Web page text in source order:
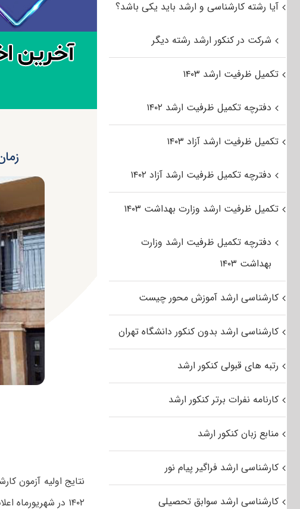
۱۴۰۲ در شهریورماه اعلام خواهد شد.
آیا رشته کارشناسی و ارشد باید یکی باشد؟
شرکت در کنکور ارشد رشته دیگر
تکمیل ظرفیت ارشد ۱۴۰۳
دفترچه تکمیل ظرفیت ارشد ۱۴۰۲
تکمیل ظرفیت ارشد آزاد ۱۴۰۳
دفترچه تکمیل ظرفیت ارشد آزاد ۱۴۰۲
تکمیل ظرفیت ارشد وزارت بهداشت ۱۴۰۳
دفترچه تکمیل ظرفیت ارشد وزارت
بهداشت ۱۴۰۳
کارشناسی ارشد آموزش محور چیست
کارشناسی ارشد بدون کنکور دانشگاه تهران
رتبه های قبولی کنکور ارشد
کارنامه نفرات برتر کنکور ارشد
منابع زبان کنکور ارشد
کارشناسی ارشد فراگیر پیام نور
کارشناسی ارشد سوابق تحصیلی